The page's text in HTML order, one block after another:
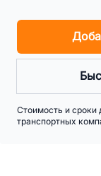
Стоимость и сроки
транспортных